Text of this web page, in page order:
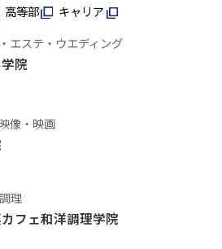
高等部
キャリア
エステ・ウエディング
院
像・映画
理
フェ和洋調理学院